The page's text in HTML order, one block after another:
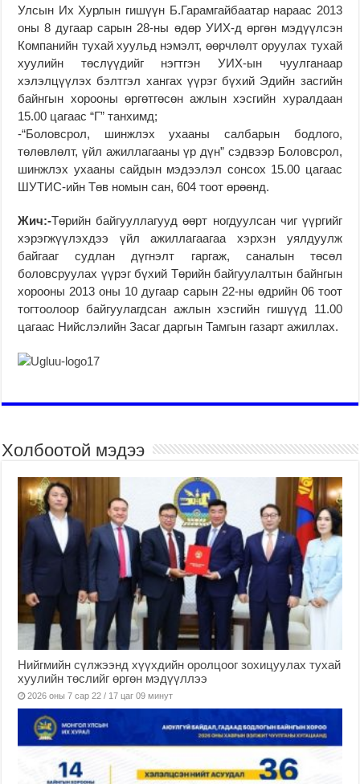
Улсын Их Хурлын гишүүн Б.Гарамгайбаатар нараас 2013
оны 8 дугаар сарын 28-ны өдөр УИХ-д өргөн мэдүүлсэн
Компанийн тухай хуульд нэмэлт, өөрчлөлт оруулах тухай
хуулийн төслүүдийг нэгтгэн УИХ-ын чуулганаар
хэлэлцүүлэх бэлтгэл хангах үүрэг бүхий Эдийн засгийн
байнгын хорооны өргөтгөсөн ажлын хэсгийн хуралдаан
15.00 цагаас “Г” танхимд;
-“Боловсрол, шинжлэх ухааны салбарын бодлого,
төлөвлөлт, үйл ажиллагааны үр дүн” сэдвээр Боловсрол,
шинжлэх ухааны сайдын мэдээлэл сонсох 15.00 цагаас
ШУТИС-ийн Төв номын сан, 604 тоот өрөөнд.
Жич:-Төрийн байгууллагууд өөрт ногдуулсан чиг үүргийг
хэрэгжүүлэхдээ үйл ажиллагаагаа хэрхэн уялдуулж
байгааг судлан дүгнэлт гаргаж, саналын төсөл
боловсруулах үүрэг бүхий Төрийн байгуулалтын байнгын
хорооны 2013 оны 10 дугаар сарын 22-ны өдрийн 06 тоот
тогтоолоор байгуулагдсан ажлын хэсгийн гишүүд 11.00
цагаас Нийслэлийн Засаг даргын Тамгын газарт ажиллах.
Холбоотой мэдээ
Нийгмийн сүлжээнд хүүхдийн оролцоог зохицуулах тухай
хуулийн төслийг өргөн мэдүүллээ
2026 оны 7 сар 22 / 17 цаг 09 минут